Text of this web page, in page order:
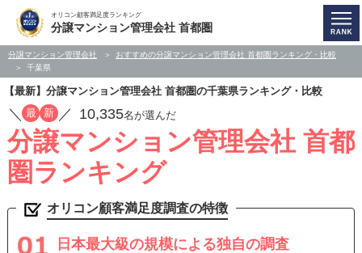
オリコン顧客満足度ランキング
分譲マンション管理会社 首都圏
分譲マンション管理会社
おすすめの分譲マンション管理会社 首都圏ランキング・比較
千葉県
【最新】分譲マンション管理会社 首都圏の千葉県ランキング・比較
／ 最 新 ／ 10,335名が選んだ
分譲マンション管理会社 首都
圏ランキング
オリコン顧客満足度調査の特徴
日本最大級の規模による独自の調査